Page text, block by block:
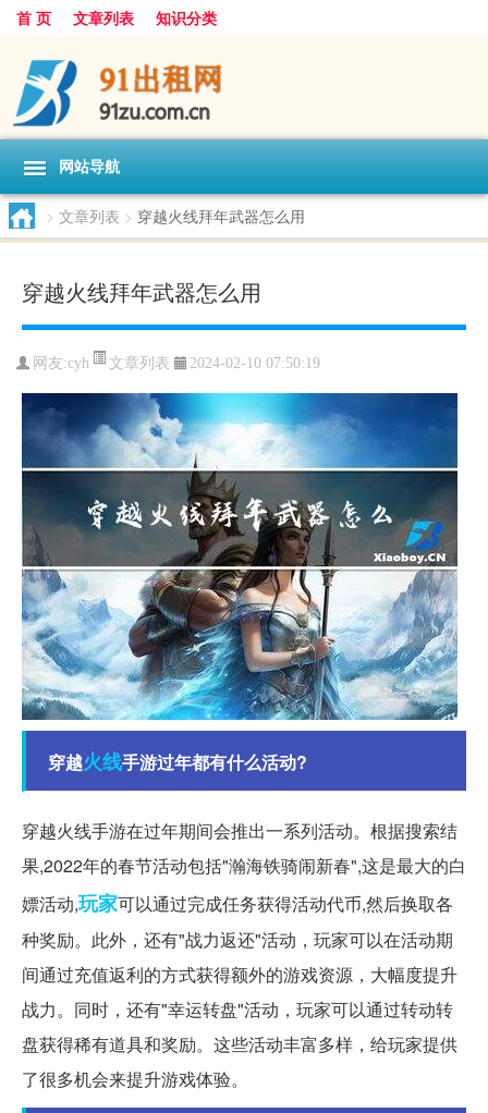
首 页 文章列表 知识分类
网站导航
> 文章列表 > 穿越火线拜年武器怎么用
穿越火线拜年武器怎么用
网友:cyh 文章列表 2024-02-10 07:50:19
穿越火线手游过年都有什么活动?
穿越火线手游在过年期间会推出一系列活动。根据搜索结
果,2022年的春节活动包括"瀚海铁骑闹新春",这是最大的白
嫖活动,玩家可以通过完成任务获得活动代币,然后换取各
种奖励。此外，还有"战力返还"活动，玩家可以在活动期
间通过充值返利的方式获得额外的游戏资源，大幅度提升
战力。同时，还有"幸运转盘"活动，玩家可以通过转动转
盘获得稀有道具和奖励。这些活动丰富多样，给玩家提供
了很多机会来提升游戏体验。